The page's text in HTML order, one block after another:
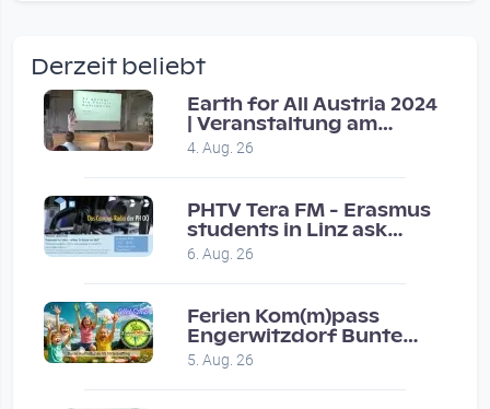
Vor 2 weeks 5 days
Coole Sendung, tolle…
Vor 1 month 2 weeks
Eure Show war super :-)…
Vor 1 month 2 weeks
Derzeit beliebt
Earth for All Austria 2024
| Veranstaltung am
8.7.2024
4. Aug. 26
PHTV Tera FM - Erasmus
students in Linz ask
people on road for
recommendations
6. Aug. 26
Ferien Kom(m)pass
Engerwitzdorf Bunte
Hundestunde
5. Aug. 26